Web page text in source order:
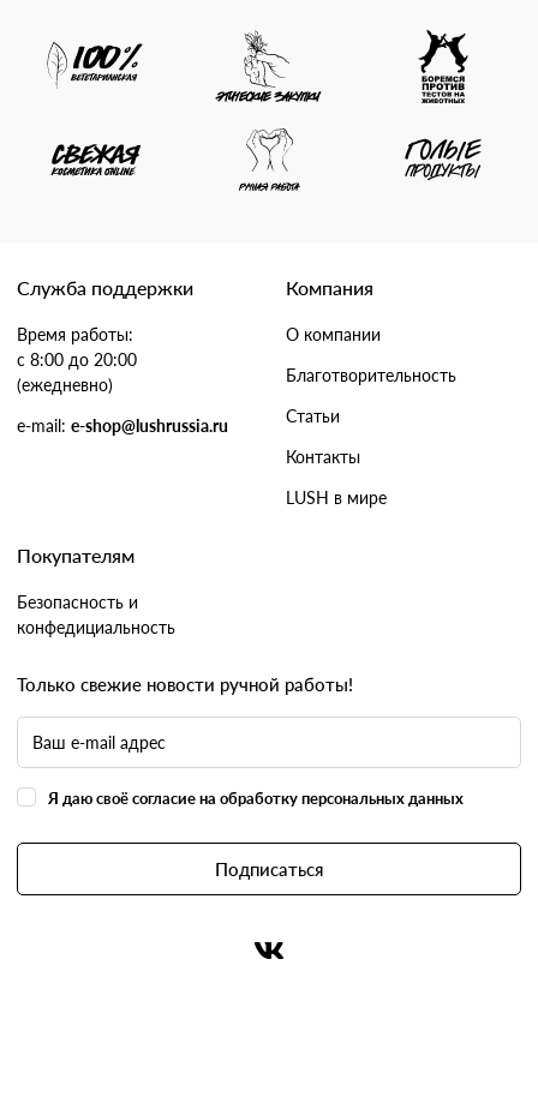
Служба поддержки
Время работы:
с 8:00 до 20:00
(ежедневно)
e-mail: e-shop@lushrussia.ru
Компания
О компании
Благотворительность
Статьи
Контакты
LUSH в мире
Покупателям
Безопасность и
конфедициальность
Только свежие новости ручной работы!
Я даю своё согласие на обработку персональных данных
Подписаться